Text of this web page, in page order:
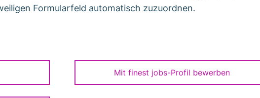
Formularfeld automatisch zuzuordnen.
Mit finest jobs-Profil bewerben